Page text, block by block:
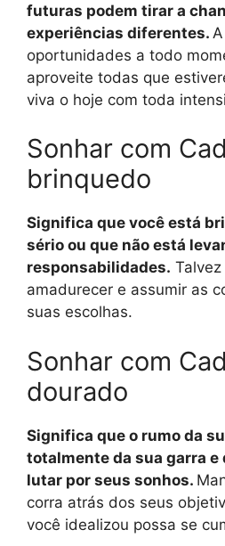
futuras podem tirar a
experiências diferentes.
oportunidades a todo
aproveite todas que
viva o hoje com toda
Sonhar com
brinquedo
Significa que você está
sério ou que não está
responsabilidades.
amadurecer e assumir as
suas escolhas.
Sonhar com
dourado
Significa que o rumo da
totalmente da sua garra e
lutar por seus sonhos.
corra atrás dos seus
você idealizou possa se